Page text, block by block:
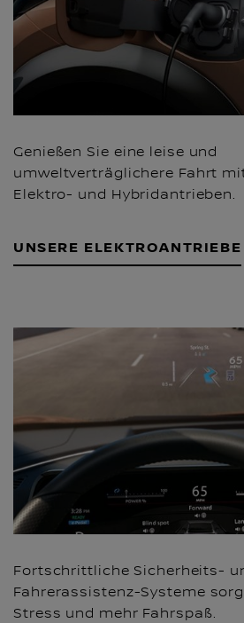
Genießen Sie eine leise und
umweltverträglichere Fahrt
Elektro- und Hybridantrieben.
UNSERE ELEKTROANTRIEBE
Fortschrittliche Sicherheits-
Fahrerassistenz-Systeme
Stress und mehr Fahrspaß.